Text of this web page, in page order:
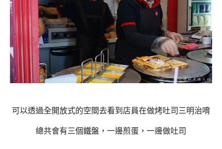
可以透過全開放式的空間去看到店員在做烤吐司三明治唷
總共會有三個鐵盤，一邊煎蛋，一邊做吐司